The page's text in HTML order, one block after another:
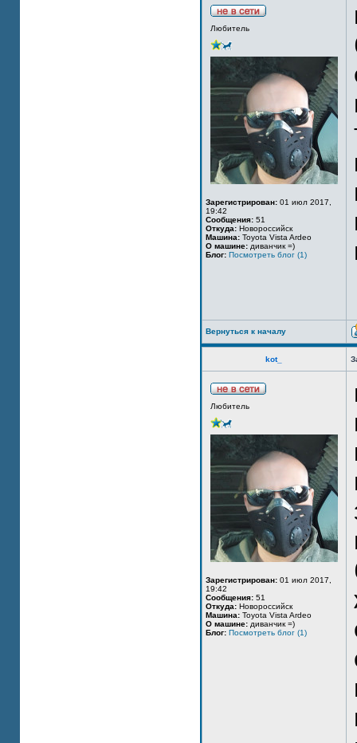
Любитель
Зарегистрирован: 01 июл 2017,
19:42
Сообщения: 51
Откуда: Новороссийск
Машина: Toyota Vista Ardeo
О машине: диванчик =)
Блог: Посмотреть блог (1)
Вернуться к началу
kot_
Любитель
Зарегистрирован: 01 июл 2017,
19:42
Сообщения: 51
Откуда: Новороссийск
Машина: Toyota Vista Ardeo
О машине: диванчик =)
Блог: Посмотреть блог (1)